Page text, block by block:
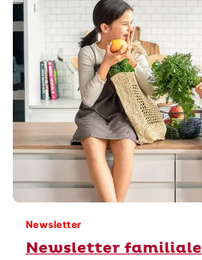
Newsletter
Newsletter familiale